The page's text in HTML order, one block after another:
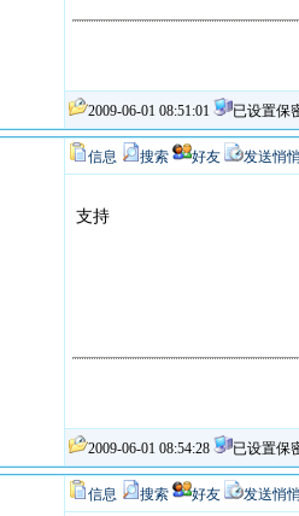
2009-06-01 08:51:01 已设置保
信息 搜索 好友 发送悄
支持
2009-06-01 08:54:28 已设置保
信息 搜索 好友 发送悄